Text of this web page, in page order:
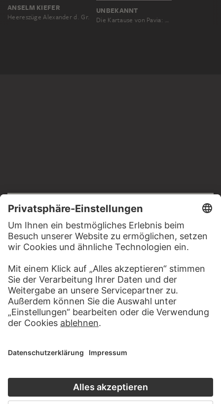
ANSELM KIEFER
Heereszüge Alexander d. Gr.
UNBEKANNT
Die Kartause von Pavia: Blick auf die Hauptfassade
Impressum
Datenschutz
Copyright © 2026 Städel Museum
All rights reserved.
DIGITALE SAMMLUNG
Startseite
Werke
Künstler
Alben
SOCIAL MEDIA